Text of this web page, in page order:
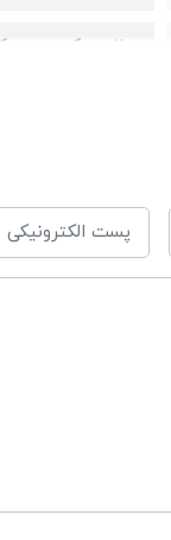
پلاستیک درجه یک